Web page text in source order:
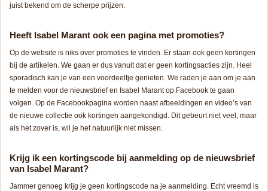
juist bekend om de scherpe prijzen.
Heeft Isabel Marant ook een pagina met promoties?
Op de website is niks over promoties te vinden. Er staan ook geen kortingen
bij de artikelen. We gaan er dus vanuit dat er geen kortingsacties zijn. Heel
sporadisch kan je van een voordeeltje genieten. We raden je aan om je aan
te melden voor de nieuwsbrief en Isabel Marant op Facebook te gaan
volgen. Op de Facebookpagina worden naast afbeeldingen en video’s van
de nieuwe collectie ook kortingen aangekondigd. Dit gebeurt niet veel, maar
als het zover is, wil je het natuurlijk niet missen.
Krijg ik een kortingscode bij aanmelding op de nieuwsbrief
van Isabel Marant?
Jammer genoeg krijg je geen kortingscode na je aanmelding. Echt vreemd is